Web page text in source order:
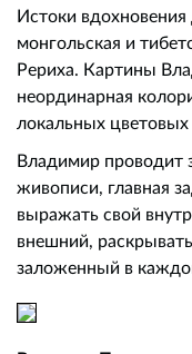
Истоки
монгольская и
Рериха. Картины
неординарная
локальных цветовых
Владимир проводит
живописи, главная
выражать свой
внешний,
заложенный в